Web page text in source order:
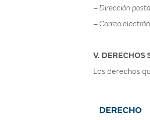
– Dirección
– Correo
V. DERECHOS
Los derechos
DERECHO